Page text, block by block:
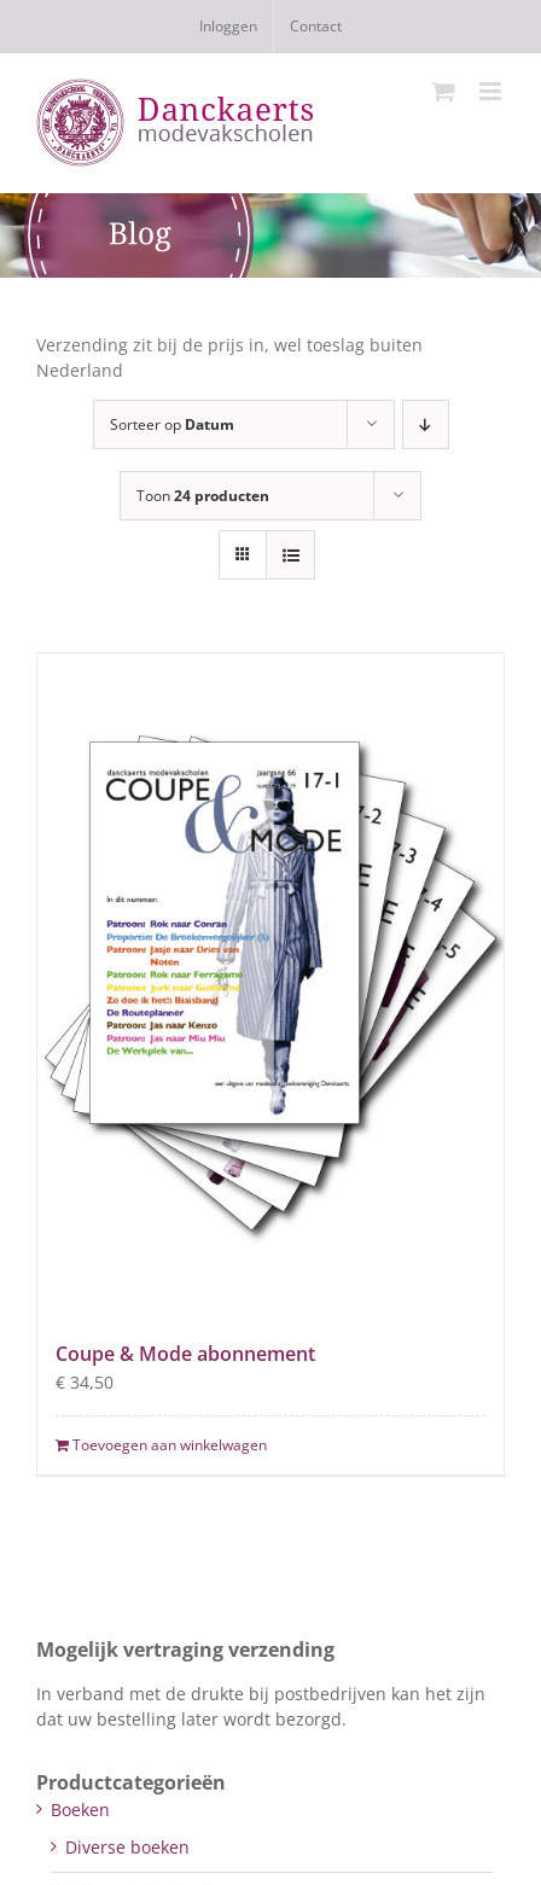
Inloggen Contact
Verzending zit bij de prijs in, wel toeslag buiten
Nederland
Sorteer op Datum
Toon24 producten
Coupe & Mode abonnement
€ 34,50
Toevoegen aan winkelwagen
Mogelijk vertraging verzending
In verband met de drukte bij postbedrijven kan het zijn
dat uw bestelling later wordt bezorgd.
Productcategorieën
Boeken
Diverse boeken